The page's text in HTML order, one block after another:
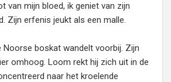
van mijn bloed, ik geniet van zijn
Zijn erfenis jeukt als een malle.
Noorse boskat wandelt voorbij. Zijn
omhoog. Loom rekt hij zich uit in de
naar het kroelende